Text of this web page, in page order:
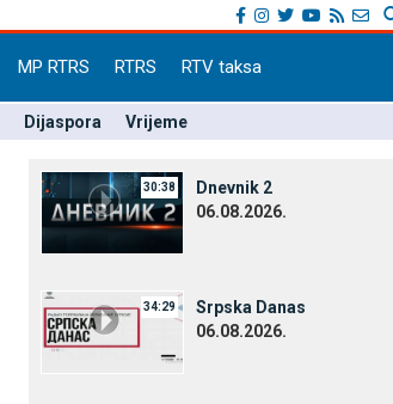
MP RTRS RTRS RTV taksa
Dijaspora Vrijeme
30:38
Dnevnik 2
06.08.2026.
34:29
Srpska Danas
06.08.2026.